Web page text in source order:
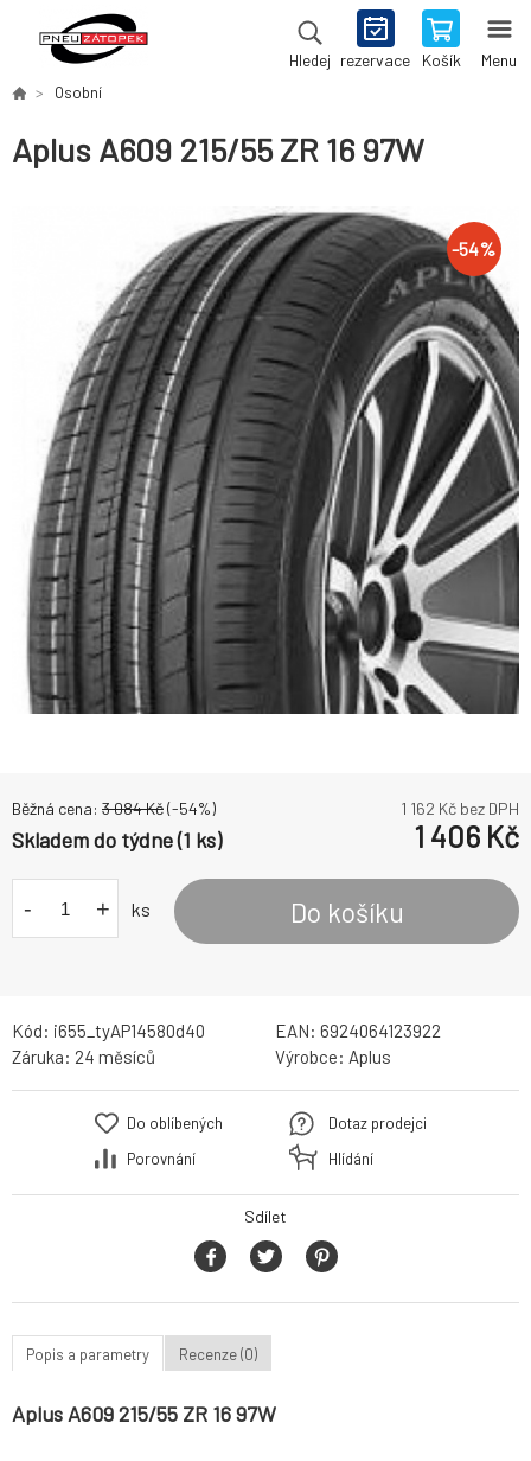
Hledej rezervace Košík Menu
Osobní
Aplus A609 215/55 ZR 16 97W
-54%
Běžná cena: 3 084Kč(-54%) 1 162 Kč bez DPH
Skladem do týdne (1 ks) 1 406 Kč
- + ks Do košíku
Kód: i655_tyAP14580d40 EAN: 6924064123922
Záruka: 24 měsíců Výrobce: Aplus
Do oblíbených
Porovnání
Dotaz prodejci
Hlídání
Sdílet
Popis a parametry Recenze (0)
Aplus A609 215/55 ZR 16 97W